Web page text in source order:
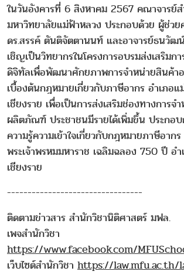
ในวันอังคารที่ 6 สิงหาคม 2567 คณาจารย์
มหาวิทยาลัยแม่ฟ้าหลวง ประกอบด้วย ผู้ช่วย
ดร.สรรค์ ตันติจัตตานนท์ และอาจารย์ธนวัฒ
เชิญเป็นวิทยากรในโครงการอบรมส่งเสริมกา
ดิจิทัลเพื่อพัฒนาศักยภาพการจำหน่ายสินค้า
เบื้องต้นกฎหมายเกี่ยวกับภาษีอากร อำเภอ
เชียงราย เพื่อเป็นการส่งเสริมช่องทางการ
ผลิตภัณฑ์ ประชาชนมีรายได้เพิ่มขึ้น ประกอ
ความรู้ความเข้าใจเกี่ยวกับกฎหมายภาษีอา
พระเจ้าพรหมมหาราช เฉลิมฉลอง 750 ปี อ
เชียงราย
---------------------------------
ติดตามข่าวสาร สำนักวิชานิติศาสตร์ มฟล.
เพจสำนักวิชา
https://www.facebook.com/
เว็บไซต์สำนักวิชา https://law.mfu.ac.th/